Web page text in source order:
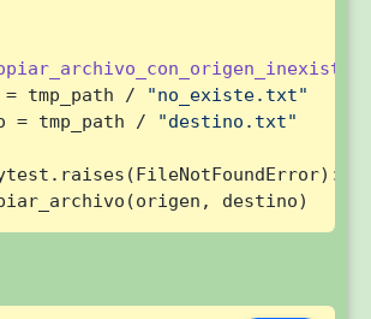
= tmp_path /
"no_existe.txt"
= tmp_path /
"destino.txt"
destino)